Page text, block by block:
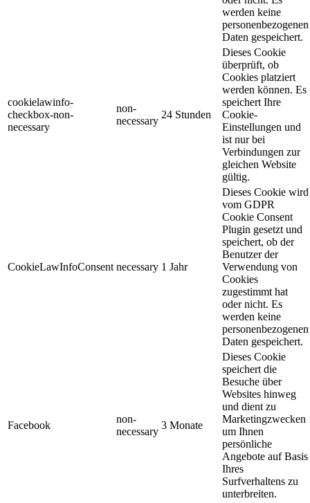
werden keine
personenbezogenen
Daten gespeichert.
cookielawinfo-
checkbox-non-
necessary
non-
necessary
24 Stunden
Dieses Cookie
überprüft, ob
Cookies platziert
werden können. Es
speichert Ihre
Cookie-
Einstellungen und
ist nur bei
Verbindungen zur
gleichen Website
gültig.
CookieLawInfoConsent necessary 1 Jahr
Dieses Cookie wird
vom GDPR
Cookie Consent
Plugin gesetzt und
speichert, ob der
Benutzer der
Verwendung von
Cookies
zugestimmt hat
oder nicht. Es
werden keine
personenbezogenen
Daten gespeichert.
Facebook
non-
necessary
3 Monate
Dieses Cookie
speichert die
Besuche über
Websites hinweg
und dient zu
Marketingzwecken
um Ihnen
persönliche
Angebote auf Basis
Ihres
Surfverhaltens zu
unterbreiten.